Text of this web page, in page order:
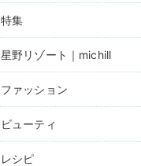
特集
星野リゾート｜michill
ファッション
ビューティ
レシピ